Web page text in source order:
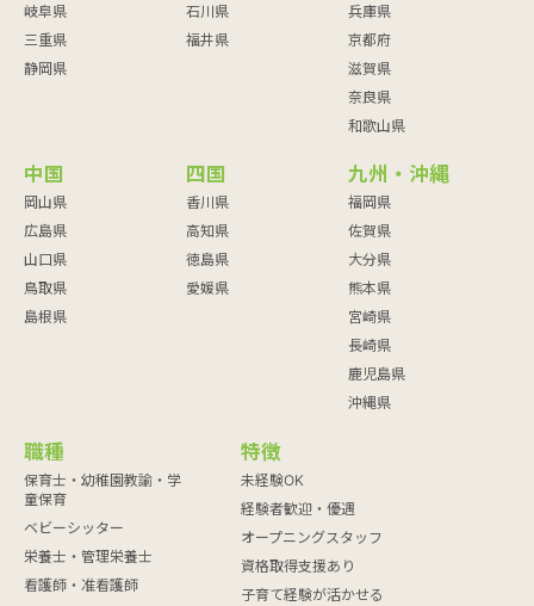
岐阜県
三重県
静岡県
石川県
福井県
兵庫県
京都府
滋賀県
奈良県
和歌山県
中国
岡山県
広島県
山口県
鳥取県
島根県
四国
香川県
高知県
徳島県
愛媛県
九州・沖縄
福岡県
佐賀県
大分県
熊本県
宮崎県
長崎県
鹿児島県
沖縄県
職種
保育士・幼稚園教諭・学
童保育
ベビーシッター
栄養士・管理栄養士
看護師・准看護師
特徴
未経験OK
経験者歓迎・優遇
オープニングスタッフ
資格取得支援あり
子育て経験が活かせる